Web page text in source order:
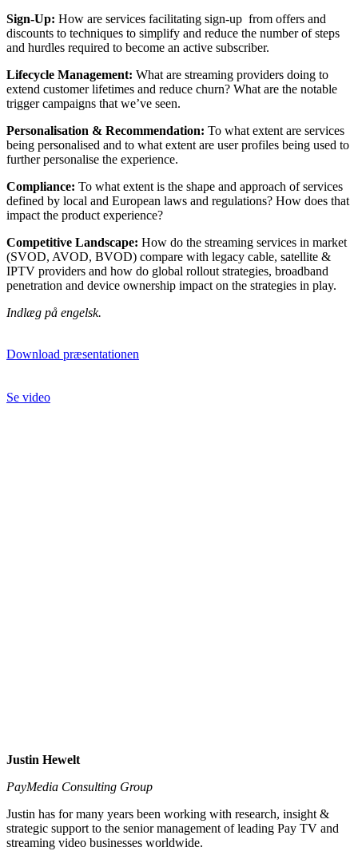
Sign-Up: How are services facilitating sign-up from offers and
discounts to techniques to simplify and reduce the number of steps
and hurdles required to become an active subscriber.
Lifecycle Management: What are streaming providers doing to
extend customer lifetimes and reduce churn? What are the notable
trigger campaigns that we’ve seen.
Personalisation & Recommendation: To what extent are services
being personalised and to what extent are user profiles being used to
further personalise the experience.
Compliance: To what extent is the shape and approach of services
defined by local and European laws and regulations? How does that
impact the product experience?
Competitive Landscape: How do the streaming services in market
(SVOD, AVOD, BVOD) compare with legacy cable, satellite &
IPTV providers and how do global rollout strategies, broadband
penetration and device ownership impact on the strategies in play.
Indlæg på engelsk.
Download præsentationen
Se video
Justin Hewelt
PayMedia Consulting Group
Justin has for many years been working with research, insight &
strategic support to the senior management of leading Pay TV and
streaming video businesses worldwide.